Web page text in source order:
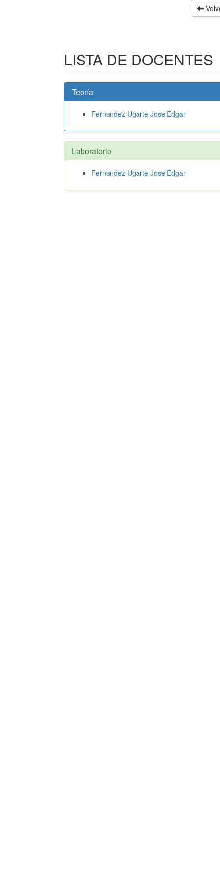
LISTA DE DOCENTES
Teoría
Fernandez Ugarte Jose Edgar
Laboratorio
Fernandez Ugarte Jose Edgar